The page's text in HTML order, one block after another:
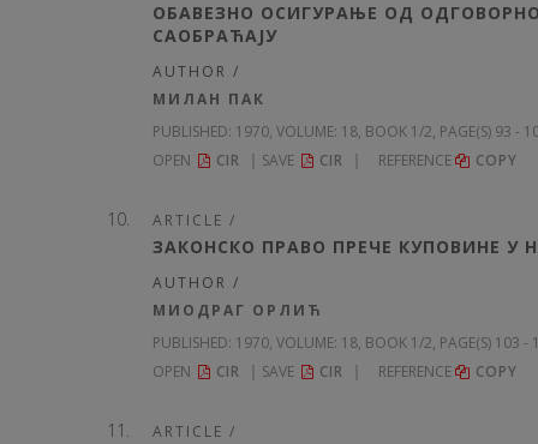
ОБАВЕЗНО ОСИГУРАЊЕ ОД
САОБРАЋАЈУ
AUTHOR /
МИЛАН ПАК
PUBLISHED: 1970, VOLUME: 18, BOOK 1/2, PAGE(S) 93 -
OPEN
CIR SAVE CIR REFERENCE COPY
ARTICLE /
ЗАКОНСКО ПРАВО ПРЕЧЕ КУПОВИНЕ
AUTHOR /
МИОДРАГ ОРЛИЋ
PUBLISHED: 1970, VOLUME: 18, BOOK 1/2, PAGE(S) 103 -
OPEN
CIR SAVE CIR REFERENCE COPY
ARTICLE /